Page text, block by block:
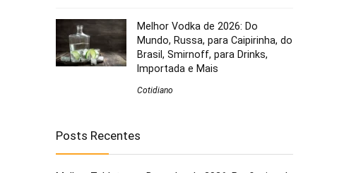
Melhor Vodka de 2026: Do
Mundo, Russa, para Caipirinha, do
Brasil, Smirnoff, para Drinks,
Importada e Mais
Cotidiano
Posts Recentes